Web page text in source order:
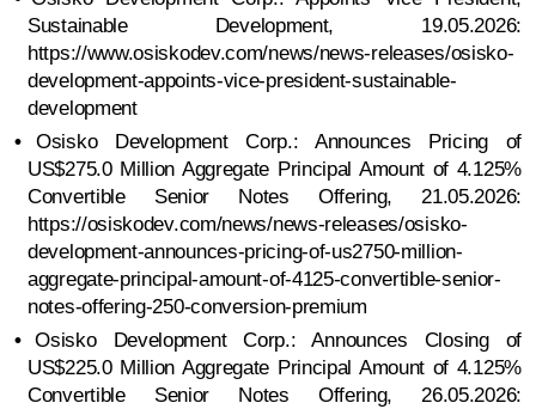
Sustainable Development, 19.05.2026:
https://www.osiskodev.com/news/news-releases/osisko-
development-appoints-vice-president-sustainable-
development
•
Osisko Development Corp.: Announces Pricing of
US$275.0 Million Aggregate Principal Amount of 4.125%
Convertible Senior Notes Offering, 21.05.2026:
https://osiskodev.com/news/news-releases/osisko-
development-announces-pricing-of-us2750-million-
aggregate-principal-amount-of-4125-convertible-senior-
notes-offering-250-conversion-premium
• Osisko Development Corp.: Announces Closing of
US$225.0 Million Aggregate Principal Amount of 4.125%
Convertible Senior Notes Offering, 26.05.2026: